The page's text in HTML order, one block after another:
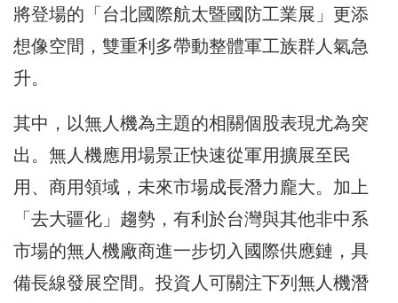
將登場的「台北國際航太暨國防工業展」更添
想像空間，雙重利多帶動整體軍工族群人氣急
升。
其中，以無人機為主題的相關個股表現尤為突
出。無人機應用場景正快速從軍用擴展至民
用、商用領域，未來市場成長潛力龐大。加上
「去大疆化」趨勢，有利於台灣與其他非中系
市場的無人機廠商進一步切入國際供應鏈，具
備長線發展空間。投資人可關注下列無人機潛